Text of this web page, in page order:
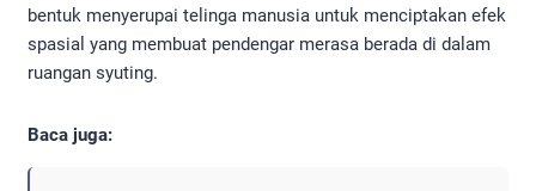
bentuk menyerupai telinga manusia untuk menciptakan efek
spasial yang membuat pendengar merasa berada di dalam
ruangan syuting.
Baca juga: